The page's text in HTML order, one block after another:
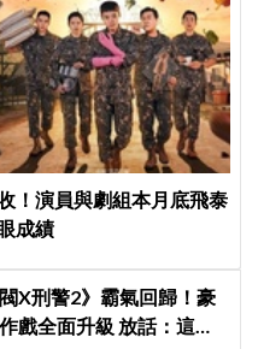
！演員與劇組本月底飛泰
成績
X刑警2》霸氣回歸！豪
戲全面升級 放話：這次